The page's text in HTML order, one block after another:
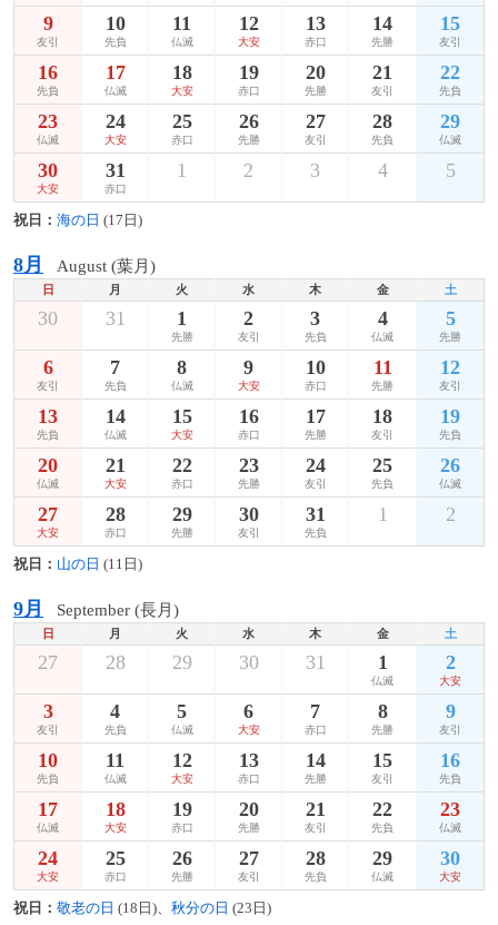
9
友引
10
先負
11
仏滅
12
大安
13
赤口
14
先勝
15
友引
16
先負
17
仏滅
18
大安
19
赤口
20
先勝
21
友引
22
先負
23
仏滅
24
大安
25
赤口
26
先勝
27
友引
28
先負
29
仏滅
30
大安
31
赤口
1 2 3 4 5
祝日： 海の日 (17日)
8月 August (葉月)
日 月 火 水 木 金 土
30 31 1
先勝
2
友引
3
先負
4
仏滅
5
先勝
6
友引
7
先負
8
仏滅
9
大安
10
赤口
11
先勝
12
友引
13
先負
14
仏滅
15
大安
16
赤口
17
先勝
18
友引
19
先負
20
仏滅
21
大安
22
赤口
23
先勝
24
友引
25
先負
26
仏滅
27
大安
28
赤口
29
先勝
30
友引
31
先負
1 2
祝日： 山の日 (11日)
9月 September (長月)
日 月 火 水 木 金 土
27 28 29 30 31 1
仏滅
2
大安
3
友引
4
先負
5
仏滅
6
大安
7
赤口
8
先勝
9
友引
10
先負
11
仏滅
12
大安
13
赤口
14
先勝
15
友引
16
先負
17
仏滅
18
大安
19
赤口
20
先勝
21
友引
22
先負
23
仏滅
24
大安
25
赤口
26
先勝
27
友引
28
先負
29
仏滅
30
大安
祝日： 敬老の日 (18日)、 秋分の日 (23日)